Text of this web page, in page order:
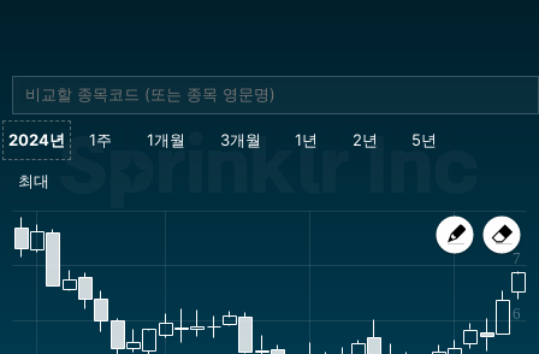
Sprinklr Inc
6
7